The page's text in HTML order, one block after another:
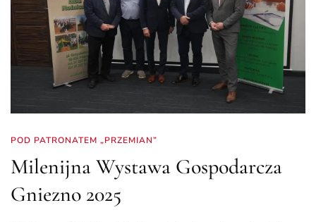
POD PATRONATEM „PRZEMIAN”
Milenijna Wystawa Gospodarcza
Gniezno 2025